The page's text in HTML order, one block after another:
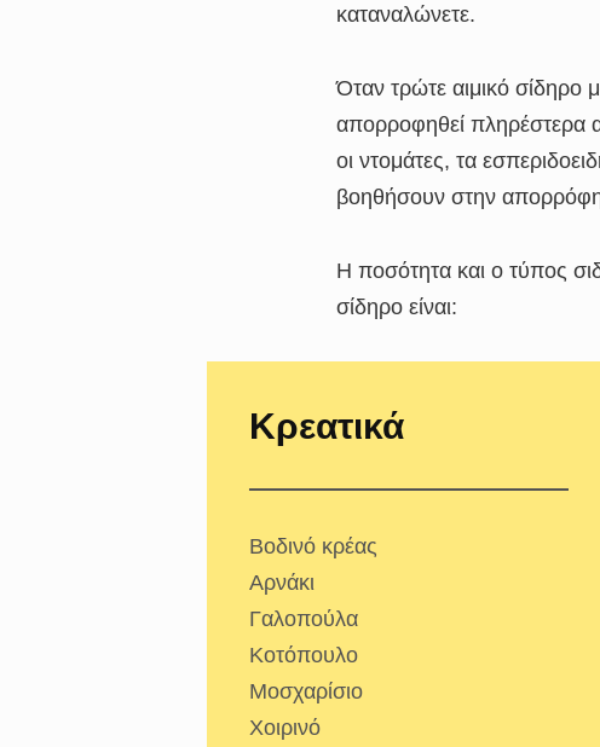
καταναλώνετε.
Όταν τρώτε αιμικό σίδηρο
απορροφηθεί πληρέστερα
οι ντομάτες, τα
βοηθήσουν στην
Η ποσότητα και ο τύπος
σίδηρο είναι:
Κρεατικά
Βοδινό κρέας
Αρνάκι
Γαλοπούλα
Κοτόπουλο
Μοσχαρίσιο
Χοιρινό